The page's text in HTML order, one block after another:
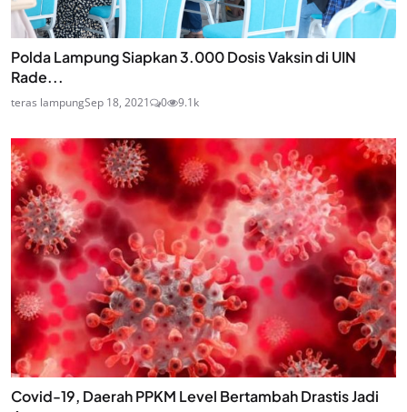
Polda Lampung Siapkan 3.000 Dosis Vaksin di UIN
Rade...
teras lampungSep 18, 2021 0 9.1k
Covid-19, Daerah PPKM Level Bertambah Drastis Jadi